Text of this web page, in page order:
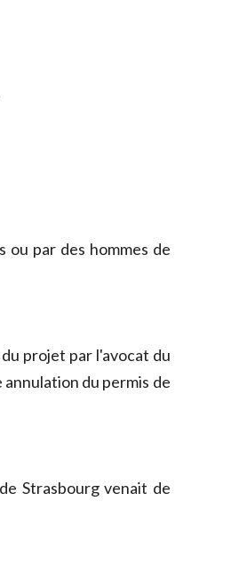
ou par des hommes de
projet par l'avocat du
du permis de
Strasbourg venait de